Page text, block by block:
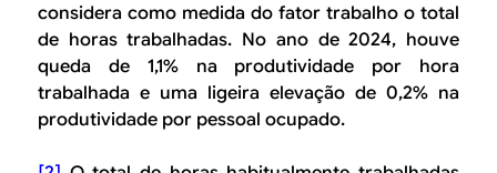
considera como medida do fator trabalho o total
de horas trabalhadas. No ano de 2024, houve
queda de 1,1% na produtividade por hora
trabalhada e uma ligeira elevação de 0,2% na
produtividade por pessoal ocupado.